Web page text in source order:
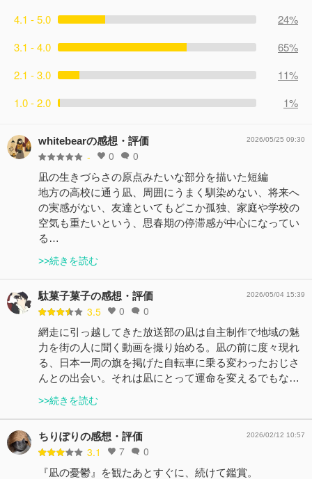
4.1 - 5.0
24%
3.1 - 4.0
65%
2.1 - 3.0
11%
1.0 - 2.0
1%
whitebearの感想・評価
- 0 0
2026/05/25 09:30
凪の生きづらさの原点みたいな部分を描いた短編
地方の高校に通う凪、周囲にうまく馴染めない、将来へ
の実感がない、友達といてもどこか孤独、家庭や学校の
空気も重たいという、思春期の停滞感が中心になってい
る…
>>続きを読む
駄菓子菓子の感想・評価
3.5 0 0
2026/05/04 15:39
網走に引っ越してきた放送部の凪は自主制作で地域の魅
力を街の人に聞く動画を撮り始める。凪の前に度々現れ
る、日本一周の旗を掲げた自転車に乗る変わったおじさ
んとの出会い。それは凪にとって運命を変えるでもな…
>>続きを読む
ちりぽりの感想・評価
3.1 7 0
2026/02/12 10:57
『凪の憂鬱』を観たあとすぐに、続けて鑑賞。